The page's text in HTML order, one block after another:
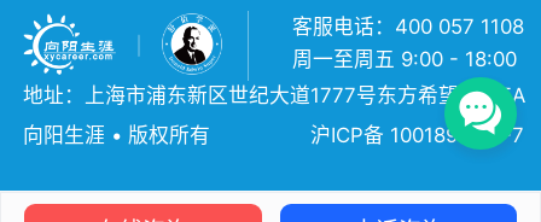
客服电话：400 057 1108
周一至周五 9:00 - 18:00
地址：上海市浦东新区世纪大道1777号东方希望大厦5A
向阳生涯 • 版权所有
沪ICP备 10018957号-7